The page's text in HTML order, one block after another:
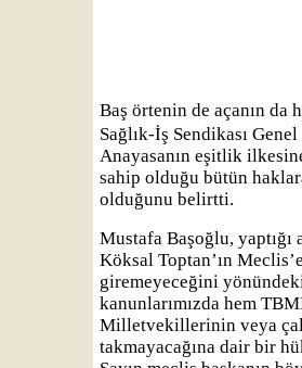
Baş örtenin de açanın da
Sağlık-İş Sendikası
Anayasanın eşitlik
sahip olduğu bütün
olduğunu belirtti.
Mustafa Başoğlu, yaptığı
Köksal Toptan’ın
giremeyeceğini
kanunlarımızda hem
Milletvekillerinin veya
takmayacağına dair bir